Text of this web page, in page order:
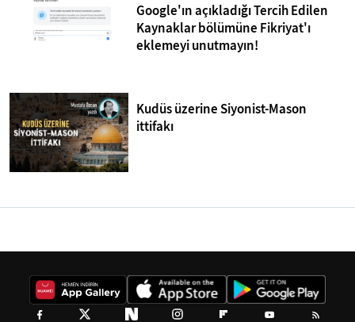
Google'ın açıkladığı Tercih Edilen
Kaynaklar bölümüne Fikriyat'ı
eklemeyi unutmayın!
Kudüs üzerine Siyonist-Mason
ittifakı